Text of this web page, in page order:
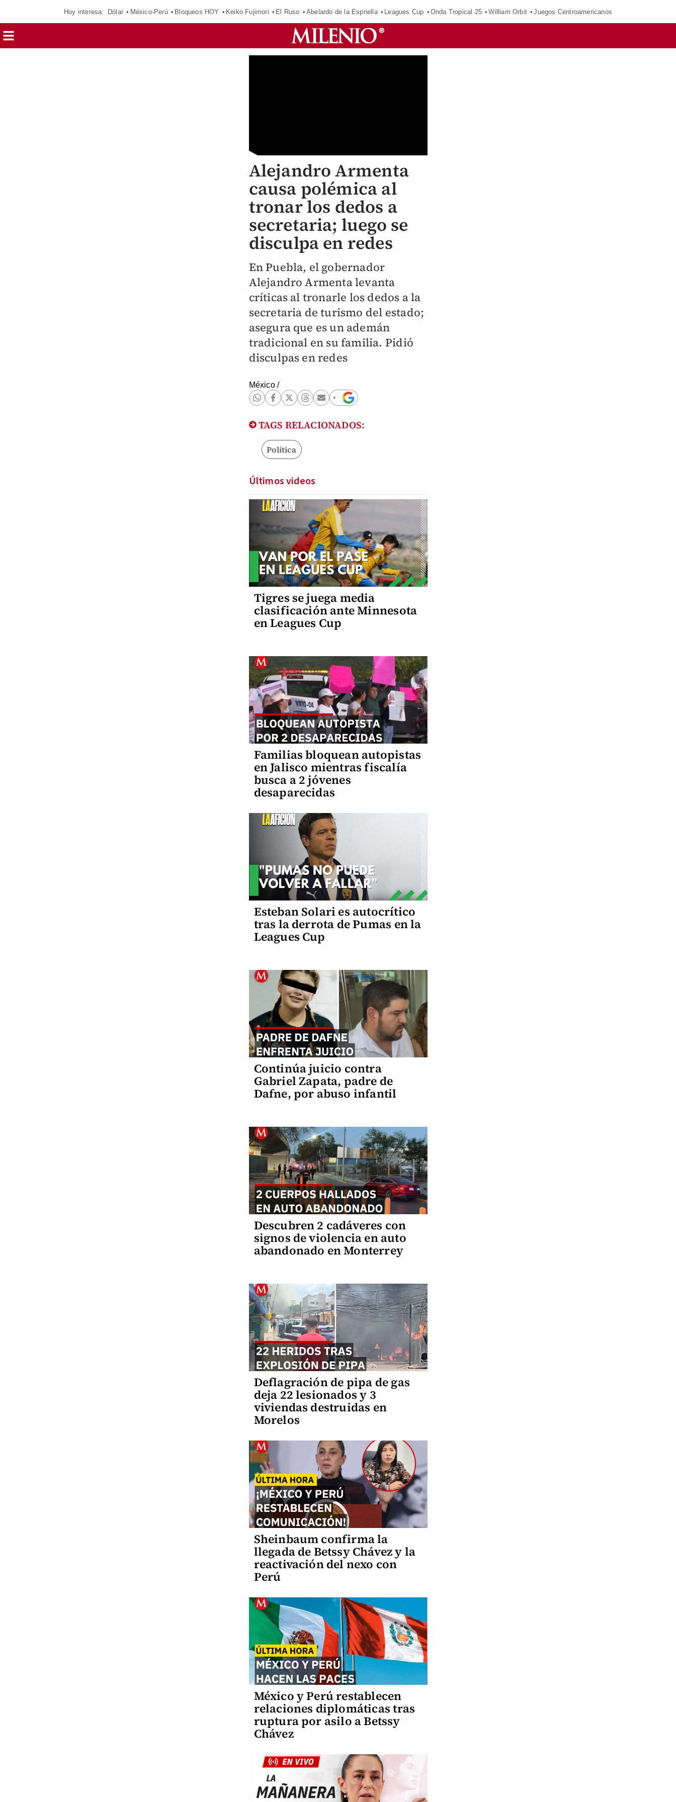
Hoy interesa: Dólar México-Perú Bloqueos HOY Keiko Fujimori El Ruso Abelardo de la Espriella Leagues Cup Onda Tropical 25 William Orbit Juegos Centroamericanos
Alejandro Armenta
causa polémica al
tronar los dedos a
secretaria; luego se
disculpa en redes
En Puebla, el gobernador
Alejandro Armenta levanta
críticas al tronarle los dedos a la
secretaria de turismo del estado;
asegura que es un ademán
tradicional en su familia. Pidió
disculpas en redes
México/
TAGS RELACIONADOS:
Política
Últimos videos
Tigres se juega media
clasificación ante Minnesota
en Leagues Cup
Familias bloquean autopistas
en Jalisco mientras fiscalía
busca a 2 jóvenes
desaparecidas
Esteban Solari es autocrítico
tras la derrota de Pumas en la
Leagues Cup
Continúa juicio contra
Gabriel Zapata, padre de
Dafne, por abuso infantil
Descubren 2 cadáveres con
signos de violencia en auto
abandonado en Monterrey
Deflagración de pipa de gas
deja 22 lesionados y 3
viviendas destruidas en
Morelos
Sheinbaum confirma la
llegada de Betssy Chávez y la
reactivación del nexo con
Perú
México y Perú restablecen
relaciones diplomáticas tras
ruptura por asilo a Betssy
Chávez